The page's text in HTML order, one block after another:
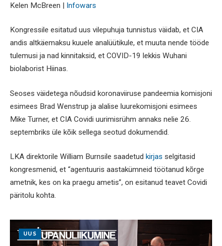
Kelen McBreen | Infowars
Kongressile esitatud uus vilepuhuja tunnistus väidab, et CIA
andis altkäemaksu kuuele analüütikule, et muuta nende tööde
tulemusi ja nad kinnitaksid, et COVID-19 lekkis Wuhani
biolaborist Hiinas.
Seoses väidetega nõudsid koronaviiruse pandeemia komisjoni
esimees Brad Wenstrup ja alalise luurekomisjoni esimees
Mike Turner, et CIA Covidi uurimisrühm annaks nelie 26.
septembriks üle kõik sellega seotud dokumendid.
LKA direktorile William Burnsile saadetud kirjas selgitasid
kongresmenid, et “agentuuris aastakümneid töötanud kõrge
ametnik, kes on ka praegu ametis”, on esitanud teavet Covidi
päritolu kohta.
UUS